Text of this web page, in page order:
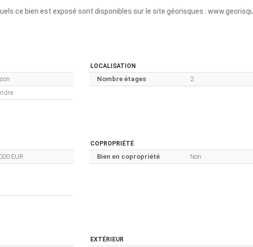
ce bien est exposé sont disponibles sur le site géorisques :
LOCALISATION
Nombre étages 2
EUR
COPROPRIÉTÉ
Bien en copropriété Non
EXTÉRIEUR